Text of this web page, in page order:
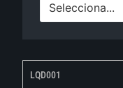
Selecciona...
LQD001